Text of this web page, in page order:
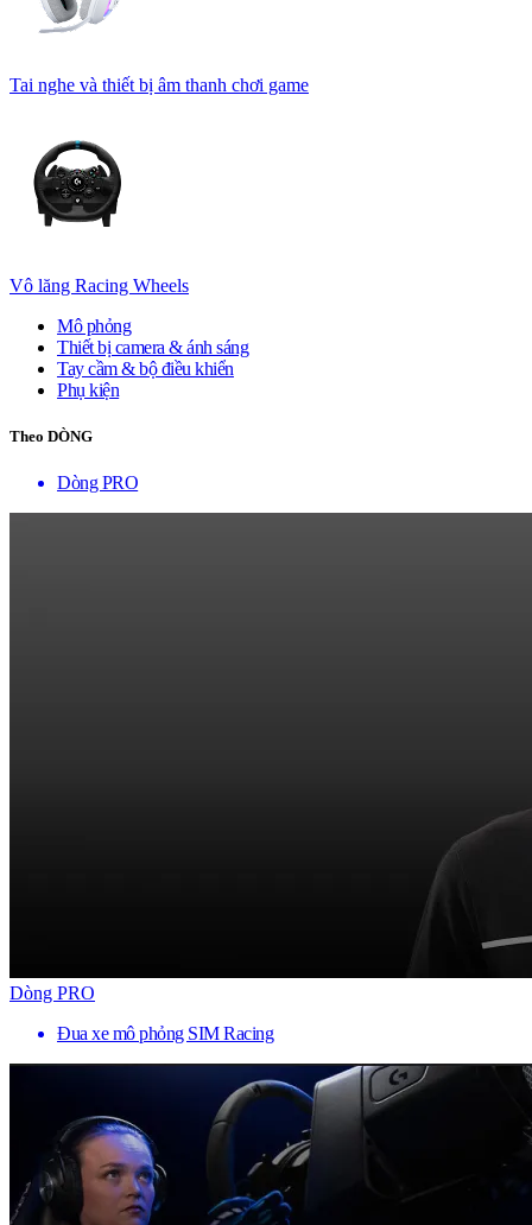
Tai nghe và thiết bị âm thanh chơi game
Vô lăng Racing Wheels
Mô phỏng
Thiết bị camera & ánh sáng
Tay cầm & bộ điều khiển
Phụ kiện
Theo DÒNG
Dòng PRO
Dòng PRO
Đua xe mô phỏng SIM Racing